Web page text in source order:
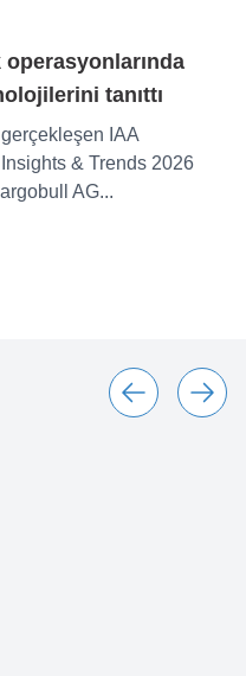
tanıttı
IAA
& Trends 2026
AG...